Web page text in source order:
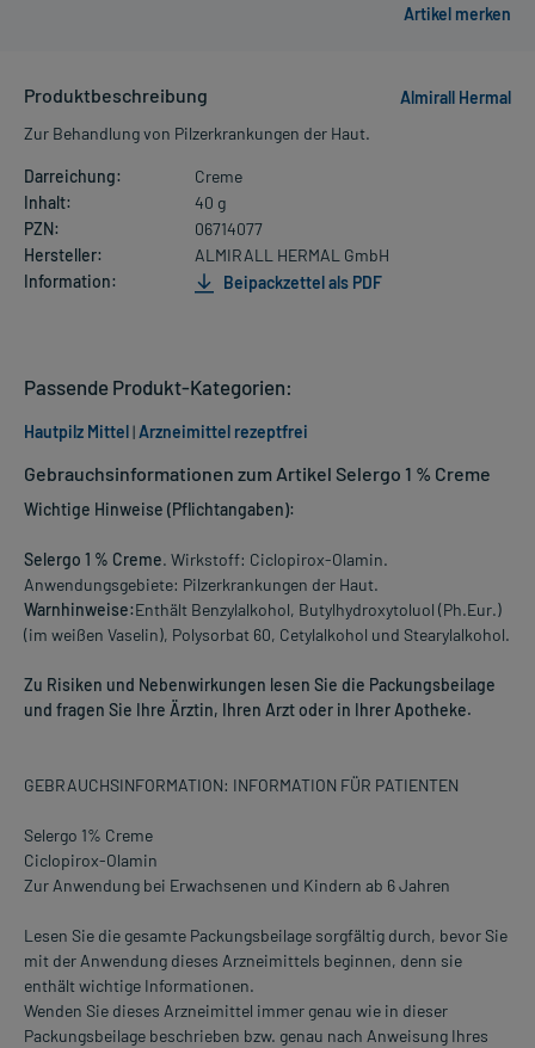
Produktbeschreibung
Almirall Hermal
Zur Behandlung von Pilzerkrankungen der Haut.
Darreichung:
Creme
Inhalt:
40 g
PZN:
06714077
Hersteller:
ALMIRALL HERMAL GmbH
Information:
Beipackzettel als PDF
Gebrauchsinformationen zum Artikel Selergo 1 % Creme
Wichtige Hinweise (Pflichtangaben):
Selergo 1 % Creme. Wirkstoff: Ciclopirox-Olamin.
Anwendungsgebiete: Pilzerkrankungen der Haut.
Warnhinweise:Enthält Benzylalkohol, Butylhydroxytoluol (Ph.Eur.)
(im weißen Vaselin), Polysorbat 60, Cetylalkohol und Stearylalkohol.
Zu Risiken und Nebenwirkungen lesen Sie die Packungsbeilage
und fragen Sie Ihre Ärztin, Ihren Arzt oder in Ihrer Apotheke.
GEBRAUCHSINFORMATION: INFORMATION FÜR PATIENTEN
Selergo 1% Creme
Ciclopirox-Olamin
Zur Anwendung bei Erwachsenen und Kindern ab 6 Jahren
Lesen Sie die gesamte Packungsbeilage sorgfältig durch, bevor Sie
mit der Anwendung dieses Arzneimittels beginnen, denn sie
enthält wichtige Informationen.
Wenden Sie dieses Arzneimittel immer genau wie in dieser
Packungsbeilage beschrieben bzw. genau nach Anweisung Ihres
Passende Produkt-Kategorien:
Hautpilz Mittel|Arzneimittel rezeptfrei